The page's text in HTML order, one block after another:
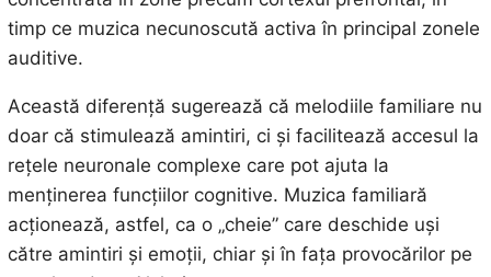
timp ce muzica necunoscută activa în principal zonele
auditive.
Această diferență sugerează că melodiile familiare nu
doar că stimulează amintiri, ci și facilitează accesul la
rețele neuronale complexe care pot ajuta la
menținerea funcțiilor cognitive. Muzica familiară
acționează, astfel, ca o „cheie” care deschide uși
către amintiri și emoții, chiar și în fața provocărilor pe